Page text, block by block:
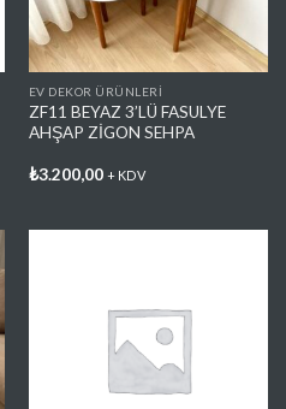
EV DEKOR ÜRÜNLERİ
ZF11 BEYAZ 3’LÜ FASULYE
AHŞAP ZİGON SEHPA
₺3.200,00 + KDV